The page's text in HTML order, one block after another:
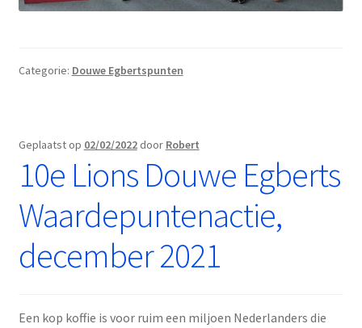
Categorie: Douwe Egbertspunten
Geplaatst op 02/02/2022 door Robert
10e Lions Douwe Egberts
Waardepuntenactie,
december 2021
Een kop koffie is voor ruim een miljoen Nederlanders die